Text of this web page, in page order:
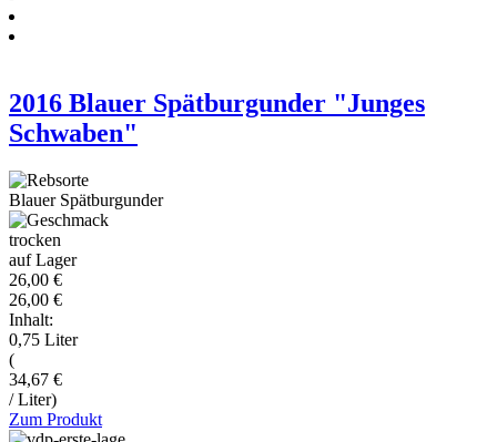
2016 Blauer Spätburgunder "Junges
Schwaben"
Blauer Spätburgunder
trocken
auf Lager
26,00 €
26,00 €
Inhalt:
0,75 Liter
(
34,67 €
/ Liter)
Zum Produkt